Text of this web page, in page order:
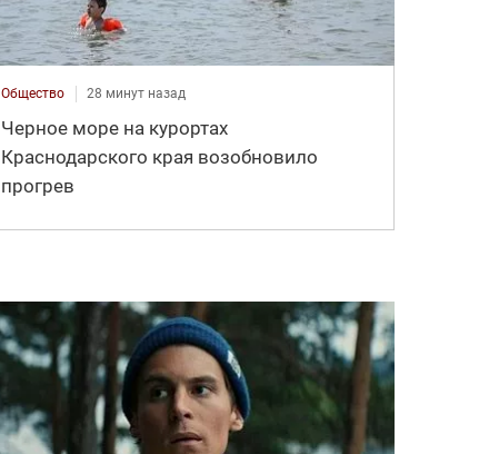
Общество 28 минут назад
Черное море на курортах
Краснодарского края возобновило
прогрев